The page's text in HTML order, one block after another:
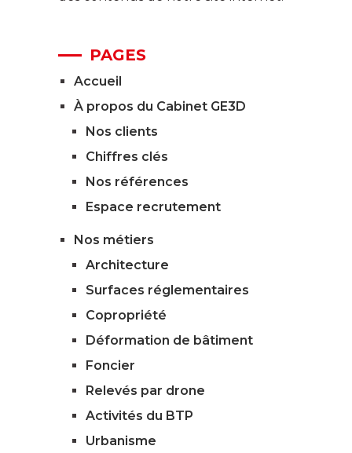
PAGES
Accueil
À propos du Cabinet GE3D
Nos clients
Chiffres clés
Nos références
Espace recrutement
Nos métiers
Architecture
Surfaces réglementaires
Copropriété
Déformation de bâtiment
Foncier
Relevés par drone
Activités du BTP
Urbanisme